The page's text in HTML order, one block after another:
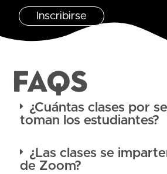
Inscribirse
FAQS
¿Cuántas clases por
toman los estudiantes?
¿Las clases se
de Zoom?